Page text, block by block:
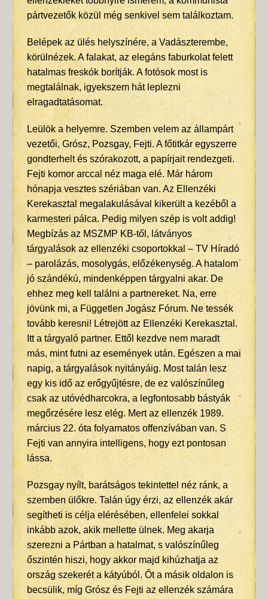
pártvezetők közül még senkivel sem találkoztam.
Belépek az ülés helyszínére, a Vadászterembe,
körülnézek. A falakat, az elegáns faburkolat felett
hatalmas freskók borítják. A fotósok most is
megtalálnak, igyekszem hát leplezni
elragadtatásomat.
Leülök a helyemre. Szemben velem az állampárt
vezetői, Grósz, Pozsgay, Fejti. A főtitkár egyszerre
gondterhelt és szórakozott, a papírjait rendezgeti.
Fejti komor arccal néz maga elé. Már három
hónapja vesztes szériában van. Az Ellenzéki
Kerekasztal megalakulásával kikerült a kezéből a
karmesteri pálca. Pedig milyen szép is volt addig!
Megbízás az MSZMP KB-től, látványos
tárgyalások az ellenzéki csoportokkal – TV Híradó
– parolázás, mosolygás, előzékenység. A hatalom
jó szándékú, mindenképpen tárgyalni akar. De
ehhez meg kell találni a partnereket. Na, erre
jövünk mi, a Független Jogász Fórum. Ne tessék
tovább keresni! Létrejött az Ellenzéki Kerekasztal.
Itt a tárgyaló partner. Ettől kezdve nem maradt
más, mint futni az események után. Egészen a mai
napig, a tárgyalások nyitányáig. Most talán lesz
egy kis idő az erőgyűjtésre, de ez valószínűleg
csak az utóvédharcokra, a legfontosabb bástyák
megőrzésére lesz elég. Mert az ellenzék 1989.
március 22. óta folyamatos offenzívában van. S
Fejti van annyira intelligens, hogy ezt pontosan
lássa.
Pozsgay nyílt, barátságos tekintettel néz ránk, a
szemben ülőkre. Talán úgy érzi, az ellenzék akár
segítheti is célja elérésében, ellenfelei sokkal
inkább azok, akik mellette ülnek. Meg akarja
szerezni a Pártban a hatalmat, s valószínűleg
őszintén hiszi, hogy akkor majd kihúzhatja az
ország szekerét a kátyúból. Őt a másik oldalon is
becsülik, míg Grósz és Fejti az ellenzék számára